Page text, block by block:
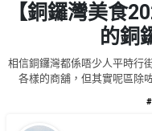
品
去
處
#
禮
【銅鑼灣美食
的銅
相信銅鑼灣都係唔少人平時行
各樣的商舖，但其實呢區除